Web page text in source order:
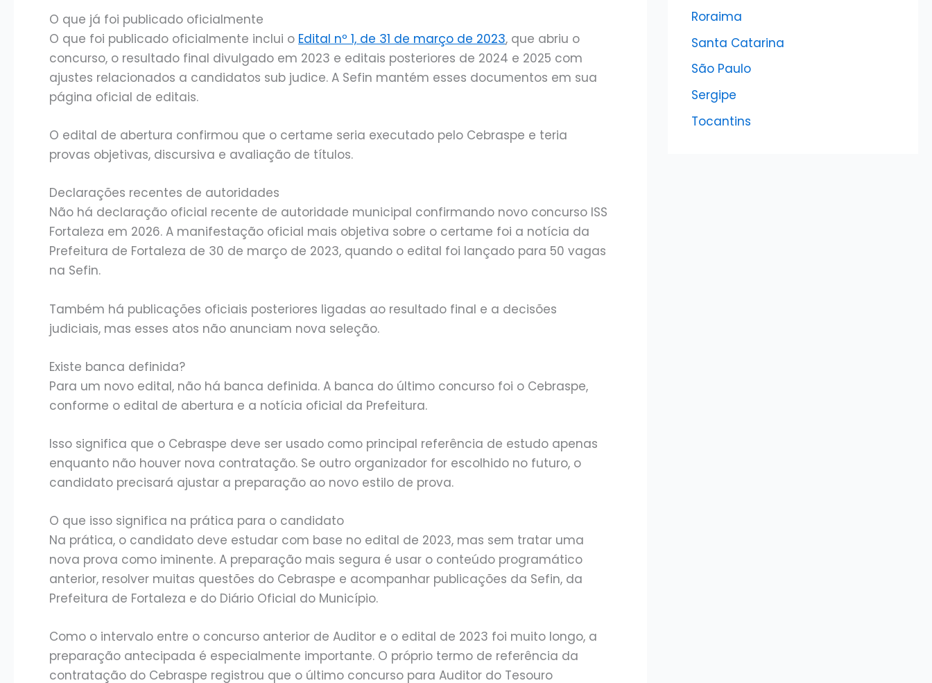
O que já foi publicado oficialmente
O que foi publicado oficialmente inclui o Edital nº 1, de 31 de março de 2023, que abriu o
concurso, o resultado final divulgado em 2023 e editais posteriores de 2024 e 2025 com
ajustes relacionados a candidatos sub judice. A Sefin mantém esses documentos em sua
página oficial de editais.
O edital de abertura confirmou que o certame seria executado pelo Cebraspe e teria
provas objetivas, discursiva e avaliação de títulos.
Declarações recentes de autoridades
Não há declaração oficial recente de autoridade municipal confirmando novo concurso ISS
Fortaleza em 2026. A manifestação oficial mais objetiva sobre o certame foi a notícia da
Prefeitura de Fortaleza de 30 de março de 2023, quando o edital foi lançado para 50 vagas
na Sefin.
Também há publicações oficiais posteriores ligadas ao resultado final e a decisões
judiciais, mas esses atos não anunciam nova seleção.
Existe banca definida?
Para um novo edital, não há banca definida. A banca do último concurso foi o Cebraspe,
conforme o edital de abertura e a notícia oficial da Prefeitura.
Isso significa que o Cebraspe deve ser usado como principal referência de estudo apenas
enquanto não houver nova contratação. Se outro organizador for escolhido no futuro, o
candidato precisará ajustar a preparação ao novo estilo de prova.
O que isso significa na prática para o candidato
Na prática, o candidato deve estudar com base no edital de 2023, mas sem tratar uma
nova prova como iminente. A preparação mais segura é usar o conteúdo programático
anterior, resolver muitas questões do Cebraspe e acompanhar publicações da Sefin, da
Prefeitura de Fortaleza e do Diário Oficial do Município.
Como o intervalo entre o concurso anterior de Auditor e o edital de 2023 foi muito longo, a
preparação antecipada é especialmente importante. O próprio termo de referência da
contratação do Cebraspe registrou que o último concurso para Auditor do Tesouro
Roraima
Santa Catarina
São Paulo
Sergipe
Tocantins